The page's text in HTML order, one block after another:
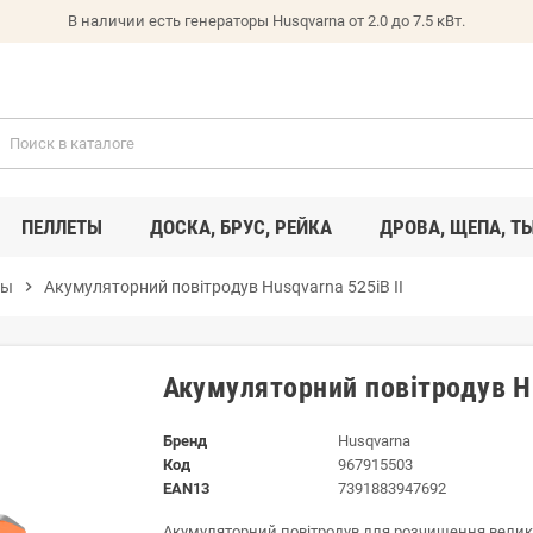
В наличии есть генераторы Husqvarna от 2.0 до 7.5 кВт.
ПЕЛЛЕТЫ ДОСКА, БРУС, РЕЙКА ДРОВА, ЩЕПА,
chevron_right Акумуляторний повітродув Husqvarna 525iB II
Акумуляторний повітродув
Бренд
Husqvarna
Код
967915503
EAN13
7391883947692